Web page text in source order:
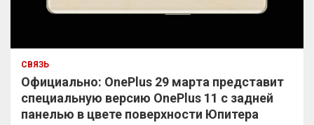
СВЯЗЬ
Официально: OnePlus 29 марта представит
специальную версию OnePlus 11 с задней
панелью в цвете поверхности Юпитера